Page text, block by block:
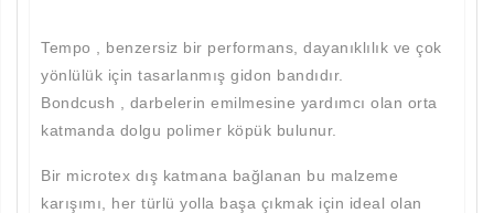
Tempo , benzersiz bir performans, dayanıklılık ve çok
yönlülük için tasarlanmış gidon bandıdır.
Bondcush , darbelerin emilmesine yardımcı olan orta
katmanda dolgu polimer köpük bulunur.
Bir microtex dış katmana bağlanan bu malzeme
karışımı, her türlü yolla başa çıkmak için ideal olan